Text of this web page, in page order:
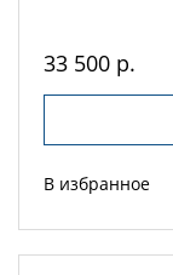
33 500 р.
В избранное